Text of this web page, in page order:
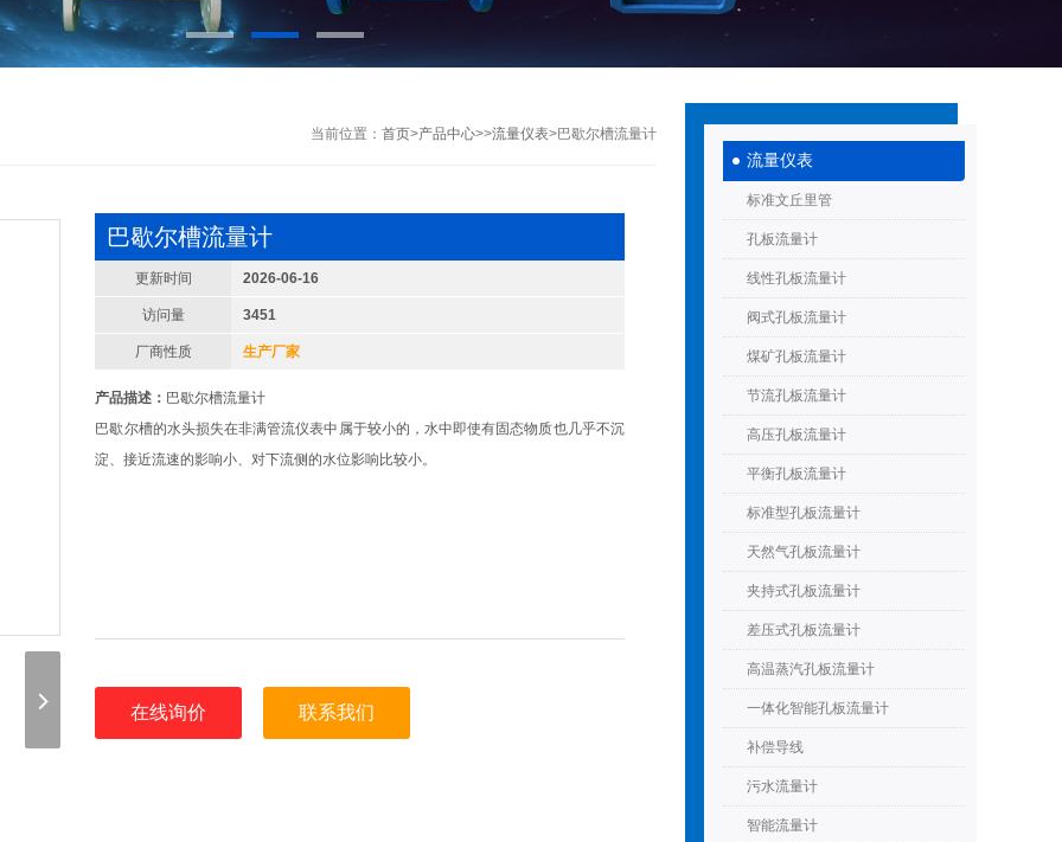
流量仪表
标准文丘里管
孔板流量计
线性孔板流量计
阀式孔板流量计
煤矿孔板流量计
节流孔板流量计
高压孔板流量计
平衡孔板流量计
标准型孔板流量计
天然气孔板流量计
夹持式孔板流量计
差压式孔板流量计
高温蒸汽孔板流量计
一体化智能孔板流量计
补偿导线
污水流量计
智能流量计
当前位置： 首页>产品中心>>流量仪表>巴歇尔槽流量计
巴歇尔槽流量计
更新时间 2026-06-16
访问量 3451
厂商性质 生产厂家
产品描述： 巴歇尔槽流量计
巴歇尔槽的水头损失在非满管流仪表中属于较小的，水中即使有固态物质也几乎不沉
淀、接近流速的影响小、对下流侧的水位影响比较小。
在线询价 联系我们